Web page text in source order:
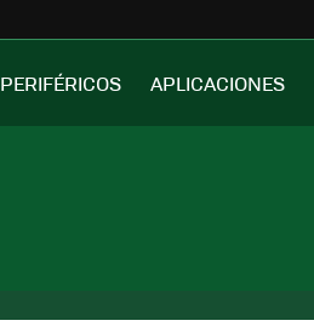
PERIFÉRICOS APLICACIONES